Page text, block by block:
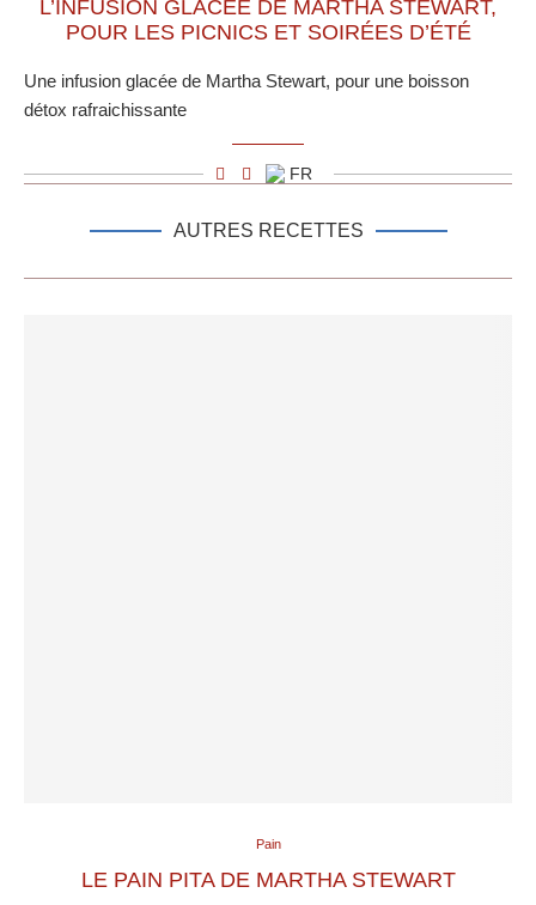
L’INFUSION GLACÉE DE MARTHA STEWART,
POUR LES PICNICS ET SOIRÉES D’ÉTÉ
Une infusion glacée de Martha Stewart, pour une boisson
détox rafraichissante
FR
AUTRES RECETTES
Pain
LE PAIN PITA DE MARTHA STEWART